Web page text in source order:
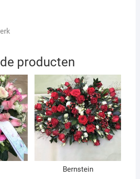
producten
Bernstein